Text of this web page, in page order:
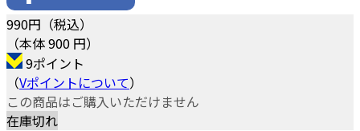
990円（税込）
（本体 900 円）
9ポイント
（Vポイントについて）
この商品はご購入いただけません
在庫切れ